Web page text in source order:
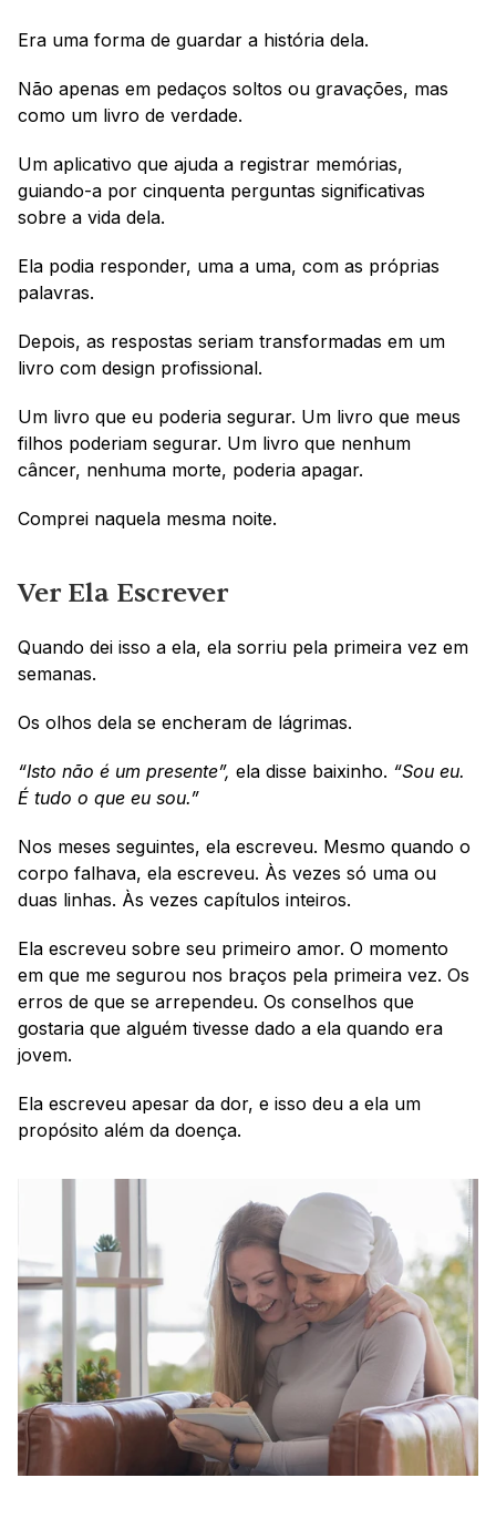
Era uma forma de guardar a história dela.
Não apenas em pedaços soltos ou gravações, mas
como um livro de verdade.
Um aplicativo que ajuda a registrar memórias,
guiando-a por cinquenta perguntas significativas
sobre a vida dela.
Ela podia responder, uma a uma, com as próprias
palavras.
Depois, as respostas seriam transformadas em um
livro com design profissional.
Um livro que eu poderia segurar. Um livro que meus
filhos poderiam segurar. Um livro que nenhum
câncer, nenhuma morte, poderia apagar.
Comprei naquela mesma noite.
Ver Ela Escrever
Quando dei isso a ela, ela sorriu pela primeira vez em
semanas.
Os olhos dela se encheram de lágrimas.
“Isto não é um presente”, ela disse baixinho. “Sou eu.
É tudo o que eu sou.”
Nos meses seguintes, ela escreveu. Mesmo quando o
corpo falhava, ela escreveu. Às vezes só uma ou
duas linhas. Às vezes capítulos inteiros.
Ela escreveu sobre seu primeiro amor. O momento
em que me segurou nos braços pela primeira vez. Os
erros de que se arrependeu. Os conselhos que
gostaria que alguém tivesse dado a ela quando era
jovem.
Ela escreveu apesar da dor, e isso deu a ela um
propósito além da doença.